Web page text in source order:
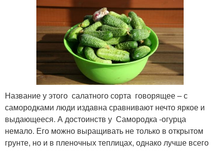
Название у этого салатного сорта говорящее – с
самородками люди издавна сравнивают нечто яркое и
выдающееся. А достоинств у Самородка -огурца
немало. Его можно выращивать не только в открытом
грунте, но и в пленочных теплицах, однако лучше всего